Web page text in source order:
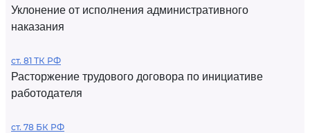
Уклонение от исполнения административного
наказания
ст. 81 ТК РФ
Расторжение трудового договора по инициативе
работодателя
ст. 78 БК РФ